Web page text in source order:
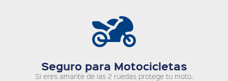
Seguro para Motocicletas
Si eres amante de las 2 ruedas protege tu moto.